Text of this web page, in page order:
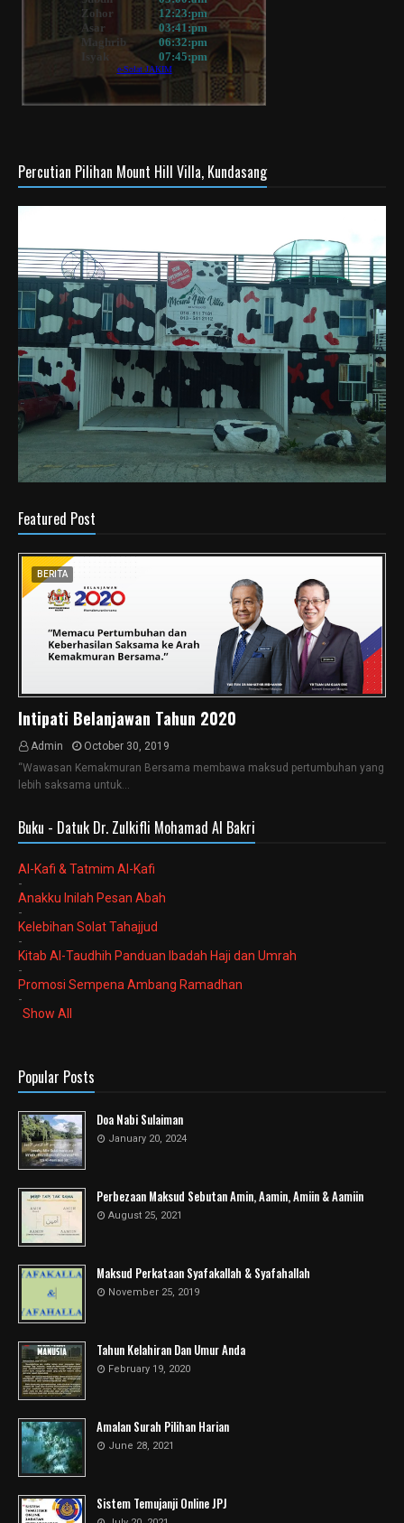
Percutian Pilihan Mount Hill Villa, Kundasang
Featured Post
BERITA
Intipati Belanjawan Tahun 2020
Admin
October 30, 2019
“Wawasan Kemakmuran Bersama membawa maksud pertumbuhan yang
lebih saksama untuk…
Buku - Datuk Dr. Zulkifli Mohamad Al Bakri
Al-Kafi & Tatmim Al-Kafi
-
Anakku Inilah Pesan Abah
-
Kelebihan Solat Tahajjud
-
Kitab Al-Taudhih Panduan Ibadah Haji dan Umrah
-
Promosi Sempena Ambang Ramadhan
-
Show All
Popular Posts
Doa Nabi Sulaiman
January 20, 2024
Perbezaan Maksud Sebutan Amin, Aamin, Amiin & Aamiin
August 25, 2021
Maksud Perkataan Syafakallah & Syafahallah
November 25, 2019
Tahun Kelahiran Dan Umur Anda
February 19, 2020
Amalan Surah Pilihan Harian
June 28, 2021
Sistem Temujanji Online JPJ